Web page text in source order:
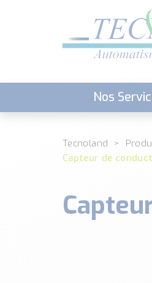
Nos
Tecnoland
Capteur de